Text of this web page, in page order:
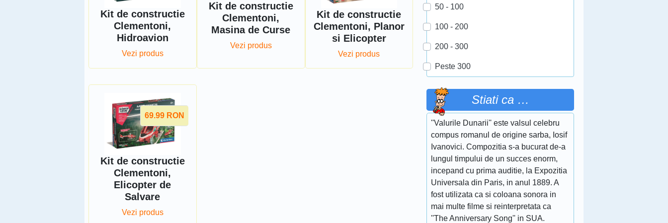
Kit de constructie
Clementoni,
Hidroavion
Vezi produs
Kit de constructie
Clementoni,
Masina de Curse
Vezi produs
Kit de constructie
Clementoni, Planor
si Elicopter
Vezi produs
69.99 RON
Kit de constructie
Clementoni,
Elicopter de
Salvare
Vezi produs
50 - 100
100 - 200
200 - 300
Peste 300
Stiati ca …
''Valurile Dunarii'' este valsul celebru
compus romanul de origine sarba, Iosif
Ivanovici. Compozitia s-a bucurat de-a
lungul timpului de un succes enorm,
incepand cu prima auditie, la Expozitia
Universala din Paris, in anul 1889. A
fost utilizata ca si coloana sonora in
mai multe filme si reinterpretata ca
''The Anniversary Song'' in SUA.